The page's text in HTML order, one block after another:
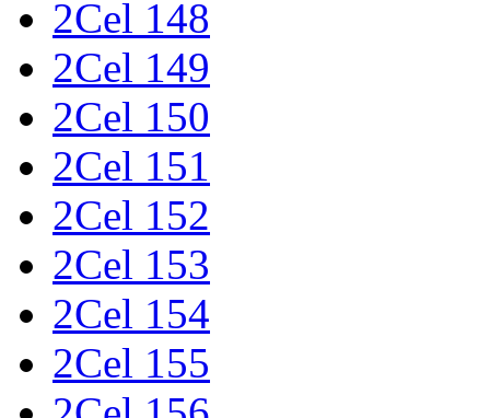
2Cel 148
2Cel 149
2Cel 150
2Cel 151
2Cel 152
2Cel 153
2Cel 154
2Cel 155